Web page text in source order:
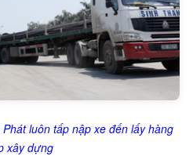
luôn tấp nập xe đến lấy hàng
xây dựng